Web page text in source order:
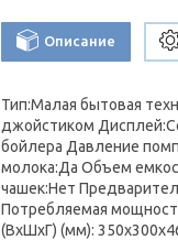
Описание
Тип:Малая бытовая
джойстиком
бойлера Давление
молока:Да Объем
чашек:Нет
Потребляемая
(ВxШхГ) (мм):